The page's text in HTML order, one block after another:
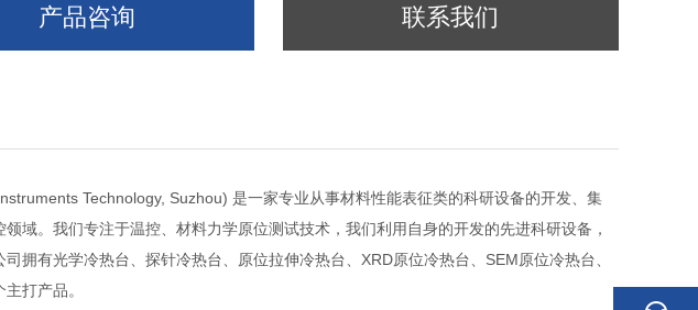
产品咨询 联系我们
Technology, Suzhou) 是一家专业从事材料性能表征类的科研设备的开发、集
域。我们专注于温控、材料力学原位测试技术，我们利用自身的开发的先进科研设备，
拥有光学冷热台、探针冷热台、原位拉伸冷热台、XRD原位冷热台、SEM原位冷热台、
打产品。